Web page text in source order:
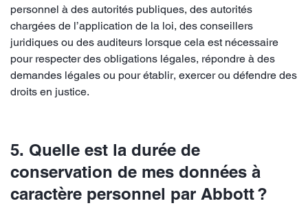
personnel à des autorités publiques, des autorités
chargées de l’application de la loi, des conseillers
juridiques ou des auditeurs lorsque cela est nécessaire
pour respecter des obligations légales, répondre à des
demandes légales ou pour établir, exercer ou défendre des
droits en justice.
5. Quelle est la durée de
conservation de mes données à
caractère personnel par Abbott ?